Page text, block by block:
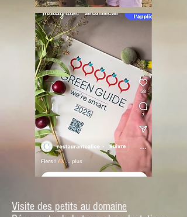
Visite des petits au domaine